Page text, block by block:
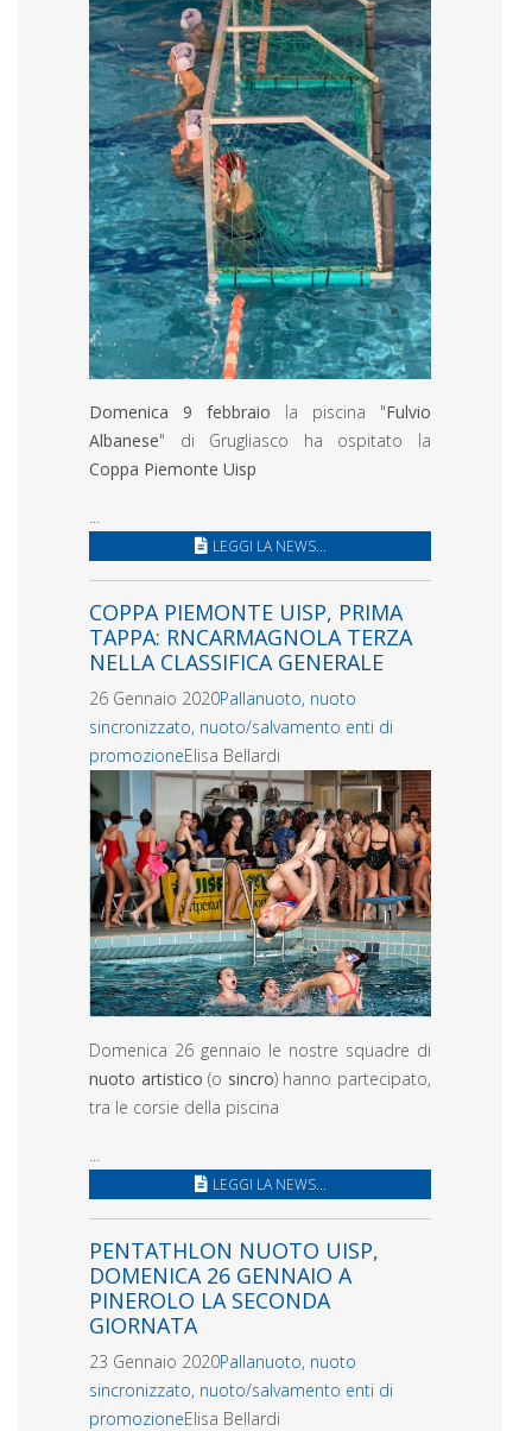
Domenica 9 febbraio la piscina "Fulvio
Albanese" di Grugliasco ha ospitato la
Coppa Piemonte Uisp
...
LEGGI LA NEWS...
COPPA PIEMONTE UISP, PRIMA
TAPPA: RNCARMAGNOLA TERZA
NELLA CLASSIFICA GENERALE
26 Gennaio 2020Pallanuoto, nuoto
sincronizzato, nuoto/salvamento enti di
promozioneElisa Bellardi
Domenica 26 gennaio le nostre squadre di
nuoto artistico (o sincro) hanno partecipato,
tra le corsie della piscina
LEGGI LA NEWS...
PENTATHLON NUOTO UISP,
DOMENICA 26 GENNAIO A
PINEROLO LA SECONDA
GIORNATA
23 Gennaio 2020Pallanuoto, nuoto
sincronizzato, nuoto/salvamento enti di
promozioneElisa Bellardi